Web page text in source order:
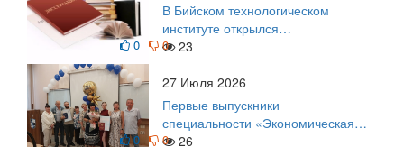
В Бийском технологическом
институте открылся
диссертационный совет!
0 0 23
27 Июля 2026
Первые выпускники
специальности «Экономическая
безопасность»
0 0 26